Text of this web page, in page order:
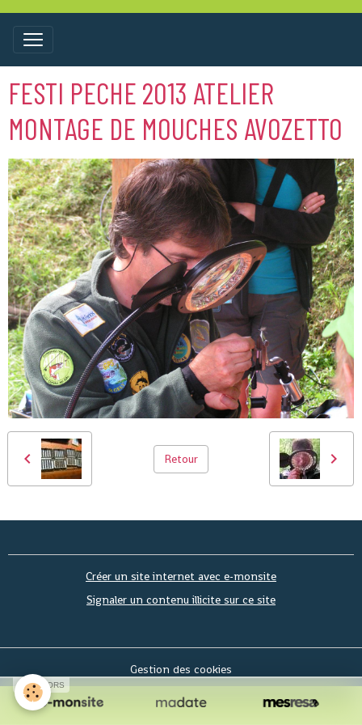
FESTI PECHE 2013 ATELIER
MONTAGE DE MOUCHES AVOZETTO
Retour
Créer un site internet avec e-monsite
Signaler un contenu illicite sur ce site
Gestion des cookies
SPONSORS